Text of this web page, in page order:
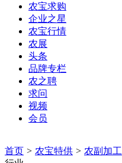
农宝求购
企业之星
农宝行情
农展
头条
品牌专栏
农之聘
求问
视频
会员
首页 > 农宝特供 > 农副加工